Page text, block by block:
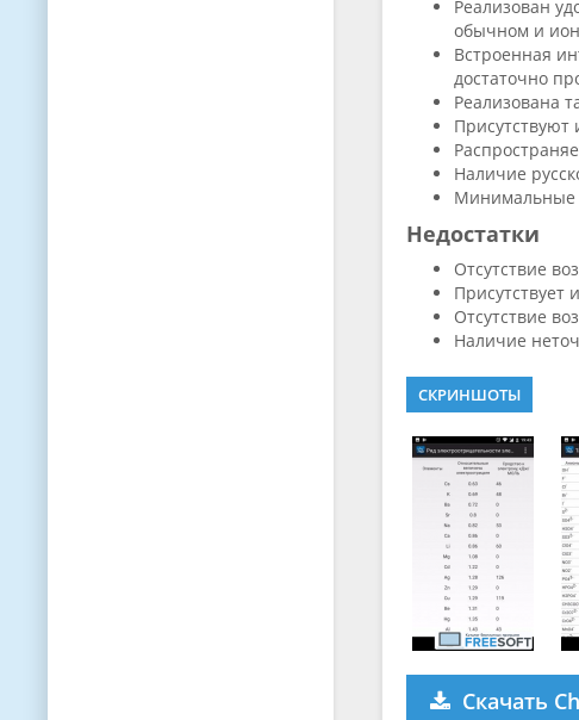
Реализован
обычном и
Встроенная
достаточно
Реализована
Наличие
Минимальные
Недостатки
Отсутствие
Отсутствие
Наличие
СКРИНШОТЫ
Скачать